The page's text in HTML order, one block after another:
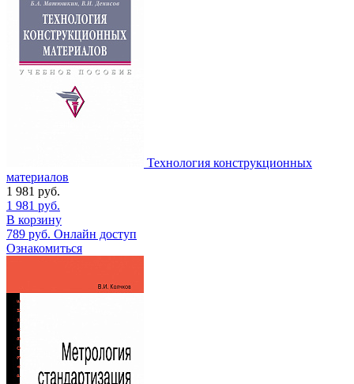
Технология конструкционных
материалов
1 981 руб.
1 981 руб.
В корзину
789 руб. Онлайн доступ
Ознакомиться